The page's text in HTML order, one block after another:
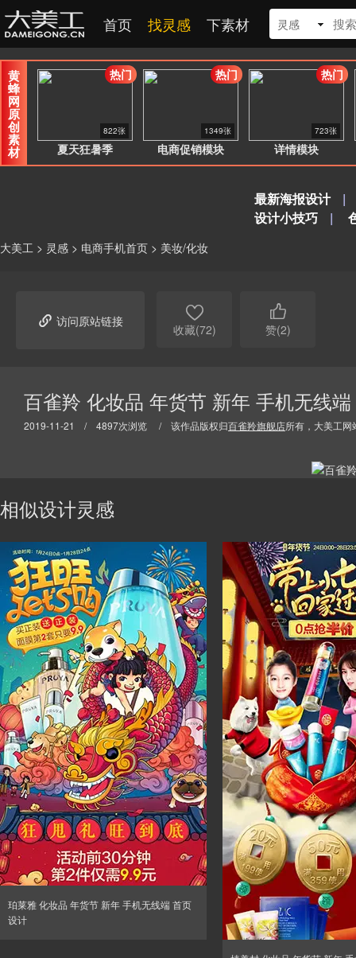
首页 找灵感 下素材 灵感
黄
蜂
网
原
创
素
材 夏天狂暑季
822张
热门
电商促销模块
1349张
热门
详情模块
723张
热门
最新海报设计
|
设计小技巧
|
大美工 > 灵感 > 电商手机首页 > 美妆/化妆
 访问原站链接 
收藏(72)

赞(2)
百雀羚 化妆品 年货节 新年 手机无线
2019-11-21 / 4897次浏览 / 该作品版权归百雀羚旗舰店所有，大美工
相似设计灵感
珀莱雅 化妆品 年货节 新年 手机无线端 首页
设计